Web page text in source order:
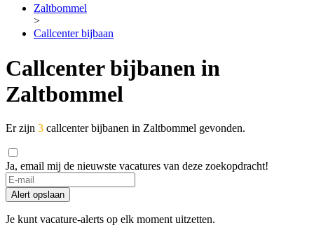
Zaltbommel
>
Callcenter bijbaan
Callcenter bijbanen in
Zaltbommel
Er zijn 3 callcenter bijbanen in Zaltbommel gevonden.
Ja, email mij de nieuwste vacatures van deze zoekopdracht!
If
you
are
a
Alert opslaan
Je kunt vacature-alerts op elk moment uitzetten.